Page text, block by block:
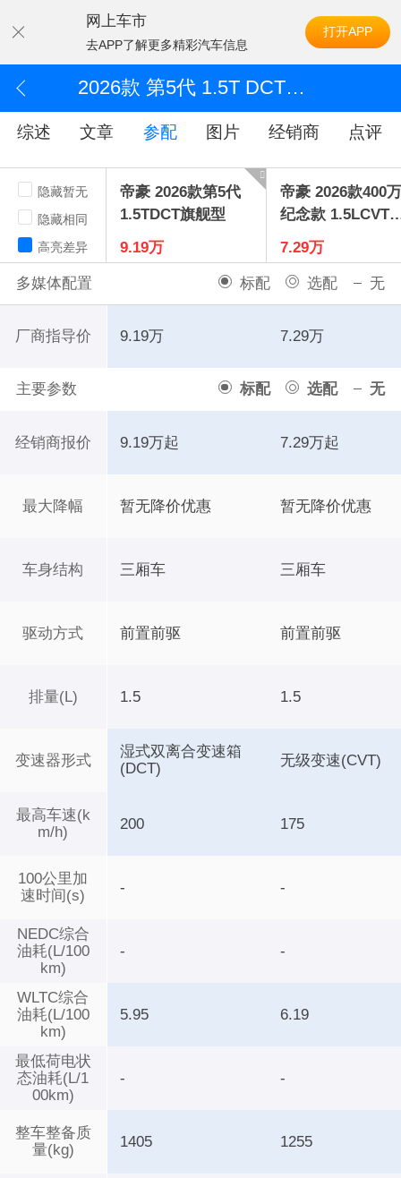
网上车市
去APP了解更多精彩汽车信息
打开APP
2026款 第5代 1.5T DCT旗舰型
综述 文章 参配 图片 经销商 点评
隐藏暂无
隐藏相同
高亮差异
帝豪 2026款第5代
1.5TDCT旗舰型
9.19万
帝豪 2026款400
纪念款 1.5LCVT
耀型
7.29万
多媒体配置 标配 选配 无
厂商指导价
主要参数 标配 选配 无
经销商报价
最大降幅
车身结构
驱动方式
排量(L)
变速器形式
最高车速(k
m/h)
100公里加
速时间(s)
NEDC综合
油耗(L/100
km)
WLTC综合
油耗(L/100
km)
最低荷电状
态油耗(L/1
00km)
整车整备质
量(kg)
9.19万 7.29万
9.19万起 7.29万起
暂无降价优惠 暂无降价优惠
三厢车 三厢车
前置前驱 前置前驱
1.5 1.5
湿式双离合变速箱
(DCT)
无级变速(CVT)
200 175
- -
- -
5.95 6.19
- -
1405 1255